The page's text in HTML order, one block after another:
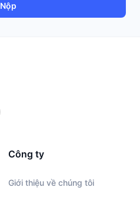
Nộp
Công ty
Giới thiệu về chúng tôi